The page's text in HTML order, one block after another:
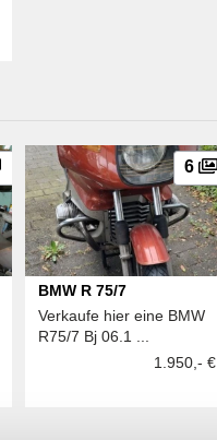
6
BMW R 75/7
Verkaufe hier eine BMW
R75/7 Bj 06.1 ...
1.950,- €